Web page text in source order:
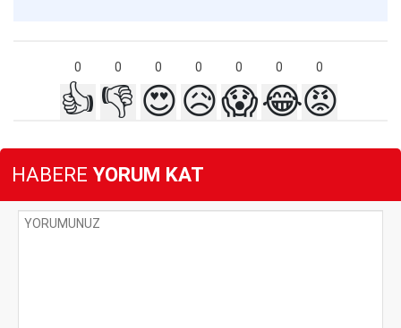
0 0 0 0 0 0 0
👍 👎 😍😥😱😂😡
HABERE YORUM KAT